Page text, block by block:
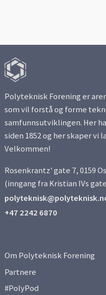
Polyteknisk Forening er
som vil forstå og forme
samfunnsutviklingen. Her
siden 1852 og her skaper vi
Velkommen!
Rosenkrantz' gate 7, 0159
(inngang fra Kristian IVs
+47 2242 6870
Om Polyteknisk Forening
Partnere
#PolyPod